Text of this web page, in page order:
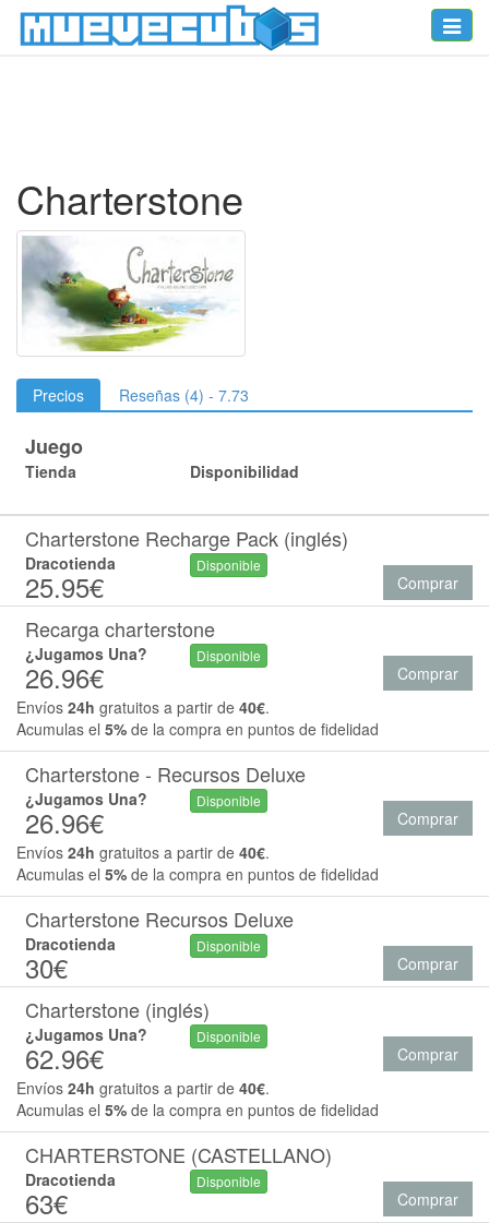
Toggle
Charterstone
Precios Reseñas (4) - 7.73
Juego
Tienda Disponibilidad
Charterstone Recharge Pack (inglés)
Dracotienda
25.95€
Disponible
Comprar
Recarga charterstone
¿Jugamos Una?
26.96€
Disponible
Comprar
Envíos 24h gratuitos a partir de 40€.
Acumulas el 5% de la compra en puntos de fidelidad
Charterstone - Recursos Deluxe
¿Jugamos Una?
26.96€
Disponible
Comprar
Envíos 24h gratuitos a partir de 40€.
Acumulas el 5% de la compra en puntos de fidelidad
Charterstone Recursos Deluxe
Dracotienda
30€
Disponible
Comprar
Charterstone (inglés)
¿Jugamos Una?
62.96€
Disponible
Comprar
Envíos 24h gratuitos a partir de 40€.
Acumulas el 5% de la compra en puntos de fidelidad
CHARTERSTONE (CASTELLANO)
Dracotienda
63€
Disponible
Comprar